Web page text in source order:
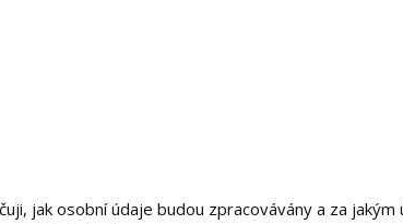
jak osobní údaje budou zpracovávány a za jakým